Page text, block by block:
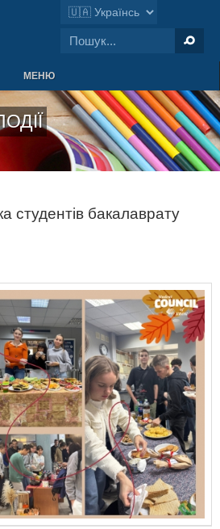
МЕНЮ
студентів бакалаврату